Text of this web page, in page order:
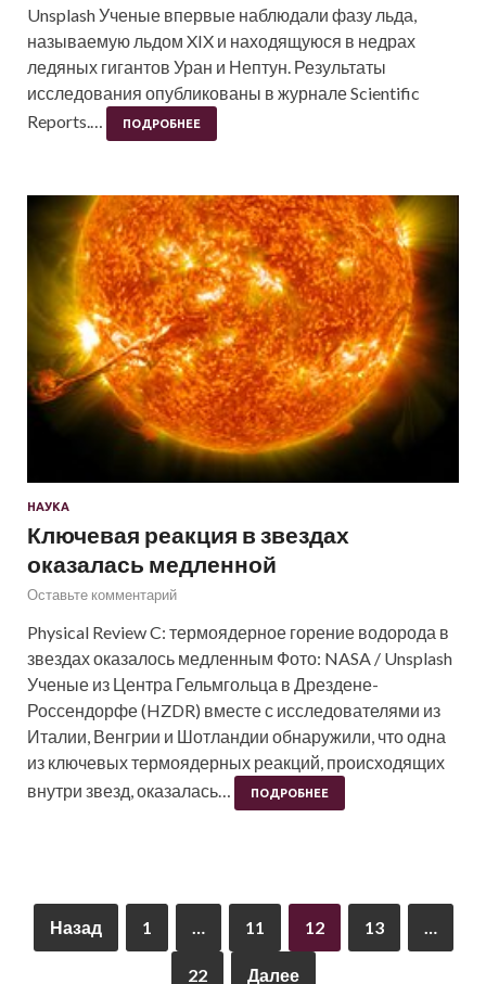
Unsplash Ученые впервые наблюдали фазу льда,
называемую льдом XIX и находящуюся в недрах
ледяных гигантов Уран и Нептун. Результаты
исследования опубликованы в журнале Scientific
Reports.…
ПОДРОБНЕЕ
НАУКА
Ключевая реакция в звездах
оказалась медленной
Оставьте комментарий
Physical Review C: термоядерное горение водорода в
звездах оказалось медленным Фото: NASA / Unsplash
Ученые из Центра Гельмгольца в Дрездене-
Россендорфе (HZDR) вместе с исследователями из
Италии, Венгрии и Шотландии обнаружили, что одна
из ключевых термоядерных реакций, происходящих
внутри звезд, оказалась…
ПОДРОБНЕЕ
Назад 1 … 11 12 13 …
22 Далее